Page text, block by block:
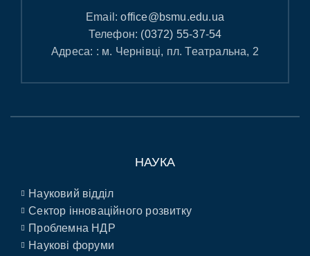
Email:office@bsmu.edu.ua
Телефон: (0372) 55-37-54
Адреса: : м. Чернівці, пл. Театральна, 2
НАУКА
Науковий відділ
Сектор інноваційного розвитку
Проблемна НДР
Наукові форуми